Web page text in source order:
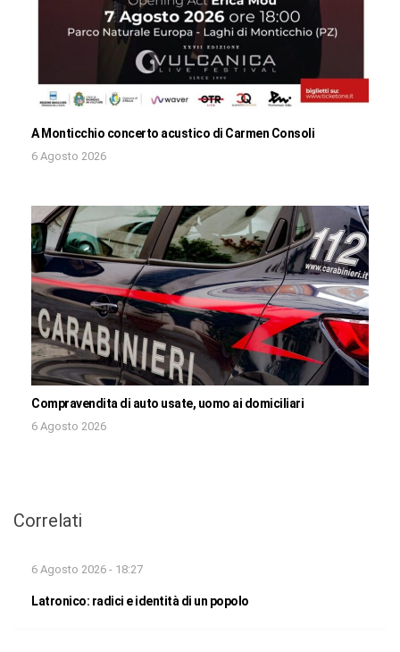
A Monticchio concerto acustico di Carmen Consoli
6 Agosto 2026
Compravendita di auto usate, uomo ai domiciliari
6 Agosto 2026
Correlati
6 Agosto 2026 - 18:27
Latronico: radici e identità di un popolo